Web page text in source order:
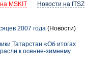
Новости на ITSZ
MSKIT
2007 года (Новости)
Татарстан «Об итогах
к осенне-зимнему